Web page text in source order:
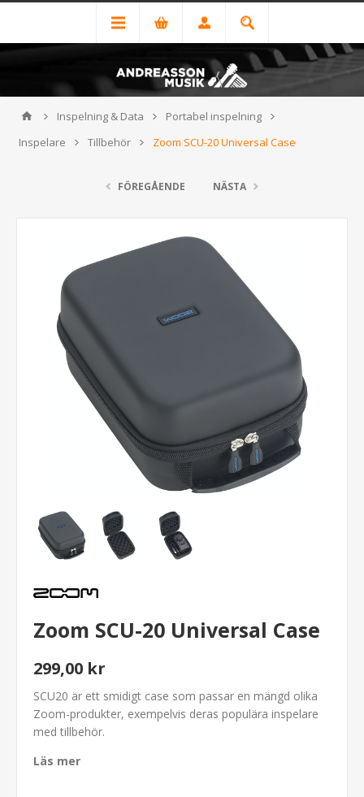
Inspelning & Data
Portabel inspelning
Inspelare
Tillbehör Zoom SCU-20 Universal Case
FÖREGÅENDE NÄSTA
Zoom SCU-20 Universal Case
299,00 kr
SCU20 är ett smidigt case som passar en mängd olika
Zoom-produkter, exempelvis deras populära inspelare
med tillbehör.
Läs mer